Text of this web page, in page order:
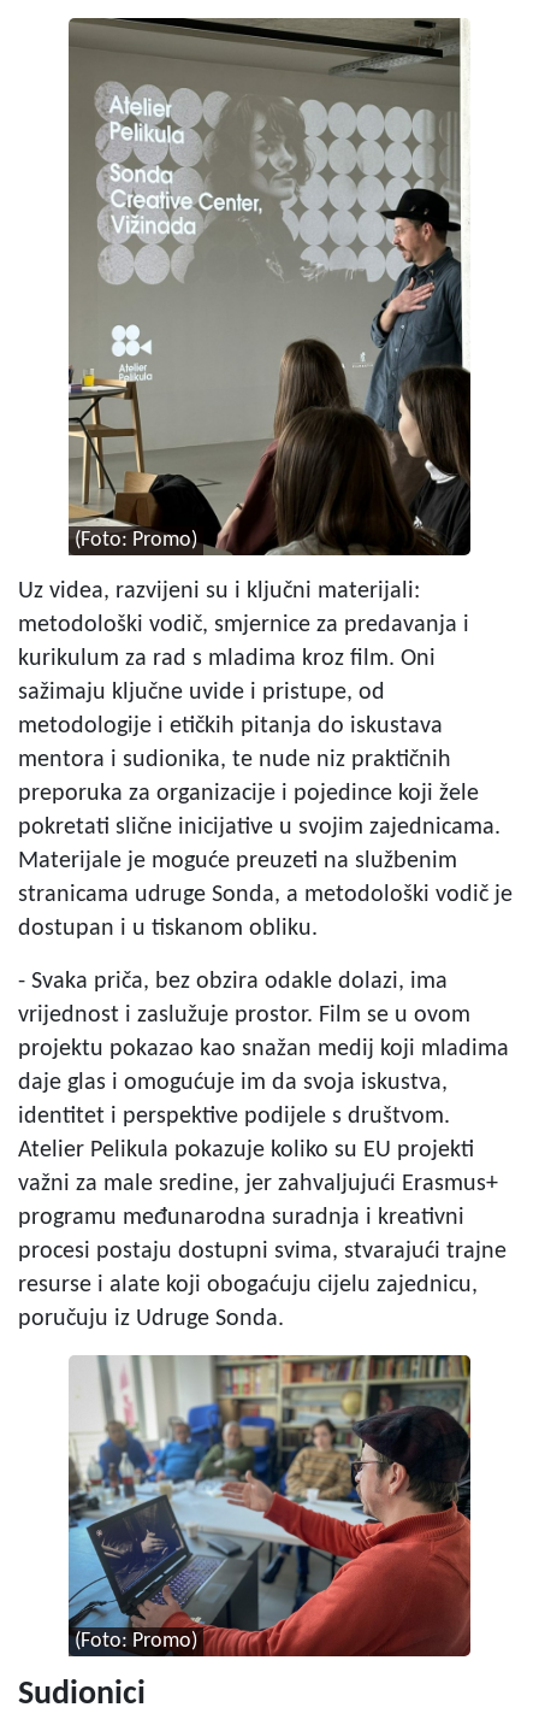
(Foto: Promo)
Uz videa, razvijeni su i ključni materijali:
metodološki vodič, smjernice za predavanja i
kurikulum za rad s mladima kroz film. Oni
sažimaju ključne uvide i pristupe, od
metodologije i etičkih pitanja do iskustava
mentora i sudionika, te nude niz praktičnih
preporuka za organizacije i pojedince koji žele
pokretati slične inicijative u svojim zajednicama.
Materijale je moguće preuzeti na službenim
stranicama udruge Sonda, a metodološki vodič je
dostupan i u tiskanom obliku.
- Svaka priča, bez obzira odakle dolazi, ima
vrijednost i zaslužuje prostor. Film se u ovom
projektu pokazao kao snažan medij koji mladima
daje glas i omogućuje im da svoja iskustva,
identitet i perspektive podijele s društvom.
Atelier Pelikula pokazuje koliko su EU projekti
važni za male sredine, jer zahvaljujući Erasmus+
programu međunarodna suradnja i kreativni
procesi postaju dostupni svima, stvarajući trajne
resurse i alate koji obogaćuju cijelu zajednicu,
poručuju iz Udruge Sonda.
(Foto: Promo)
Sudionici